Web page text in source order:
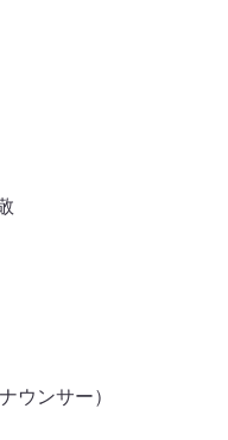
ウンサー）